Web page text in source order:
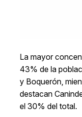
La mayor
43% de la
y Boquerón,
destacan
el 30% del total.